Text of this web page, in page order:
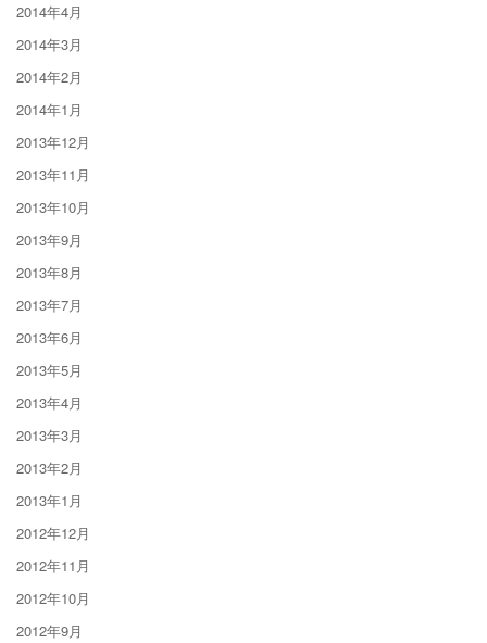
2014年4月
2014年3月
2014年2月
2014年1月
2013年12月
2013年11月
2013年10月
2013年9月
2013年8月
2013年7月
2013年6月
2013年5月
2013年4月
2013年3月
2013年2月
2013年1月
2012年12月
2012年11月
2012年10月
2012年9月